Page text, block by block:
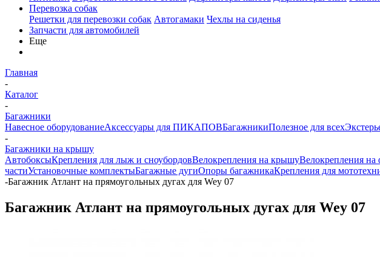
Перевозка собак
Решетки для перевозки собак Автогамаки Чехлы на сиденья
Запчасти для автомобилей
Еще
Главная
-
Каталог
-
Багажники
Навесное оборудованиеАксессуары для ПИКАПОВБагажникиПолезное для всех
-
Багажники на крышу
АвтобоксыКрепления для лыж и сноубордовВелокрепления на крышуВелокрепления на
частиУстановочные комплектыБагажные дугиОпоры багажникаКрепления для
-Багажник Атлант на прямоугольных дугах для Wey 07
Багажник Атлант на прямоугольных дугах для Wey 07